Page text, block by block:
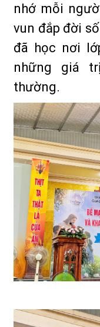
nhớ mỗi
vun đắp đời
đã học nơi
những giá
thường.